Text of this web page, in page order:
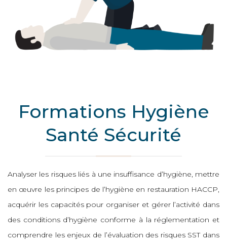
Formations Hygiène
Santé Sécurité
Analyser les risques liés à une insuffisance d’hygiène, mettre
en œuvre les principes de l’hygiène en restauration HACCP,
acquérir les capacités pour organiser et gérer l’activité dans
des conditions d’hygiène conforme à la réglementation et
comprendre les enjeux de l’évaluation des risques SST dans